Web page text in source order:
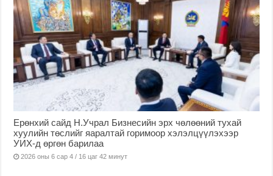
Ерөнхий сайд Н.Учрал Бизнесийн эрх чөлөөний тухай
хуулийн төслийг яаралтай горимоор хэлэлцүүлэхээр
УИХ-д өргөн барилаа
2026 оны 6 сар 4 / 16 цаг 42 минут